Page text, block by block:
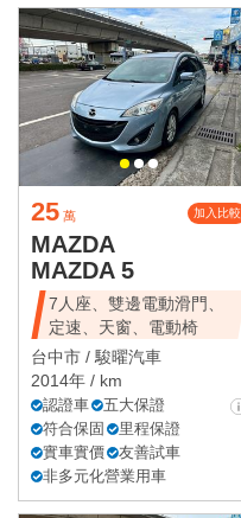
25 萬 加入比較
MAZDA
MAZDA 5
7人座、雙邊電動滑門、
定速、天窗、電動椅
台中市 /駿曜汽車
2014年 / km
認證車
五大保證
符合保固
里程保證
實車實價
友善試車
非多元化營業用車